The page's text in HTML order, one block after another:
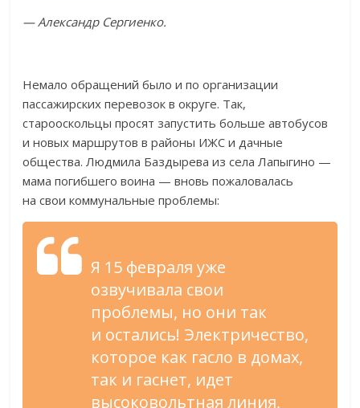
— Александр Сергиенко.
Немало обращений было и по организации
пассажирских перевозок в округе. Так,
старооскольцы просят запустить больше автобусов
и новых маршрутов в районы ИЖС и дачные
общества. Людмила Баздырева из села Лапыгино —
мама погибшего воина — вновь пожаловалась
на свои коммунальные проблемы:
Я 15 февраля уже
озвучивала свои
проблемы, но они так
и остались! Электричество,
которое как гасло в домах,
так и гаснет, идет
высоковольтная линия,